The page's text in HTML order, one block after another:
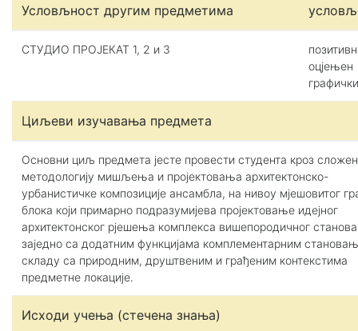
Условљност другим предметима
СТУДИО ПРОЈЕКАТ 1, 2 и 3
оцјењен
Циљеви изучавања предмета
Основни циљ предмета јесте провести студента кроз
методологију мишљења и пројектовања архитектонско-
урбанистичке композиције ансамбла, на нивоу мјешовитог
блока који примарно подразумијева пројектовање идејног
архитектонског рјешења комплекса вишепородичног
заједно са додатним функцијама комплементарним
складу са природним, друштвеним и грађеним контекстима
предметне локације.
Исходи учења (стечена знања)